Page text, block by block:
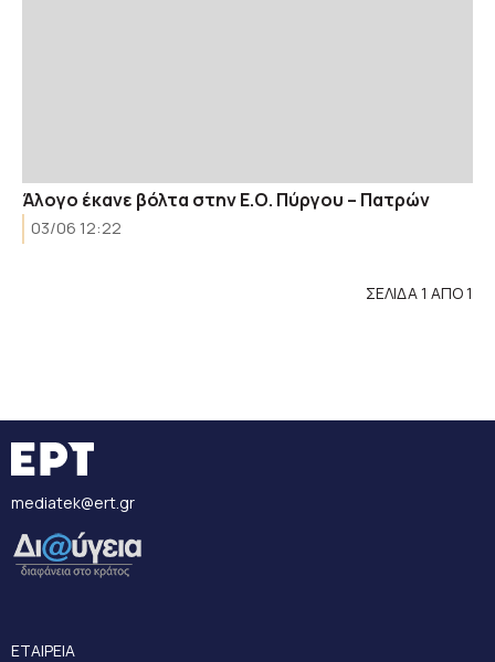
Άλογο έκανε βόλτα στην Ε.Ο. Πύργου – Πατρών
03/06 12:22
ΣΕΛΙΔΑ 1 ΑΠΟ 1
mediatek@ert.gr
ΕΤΑΙΡΕΙΑ